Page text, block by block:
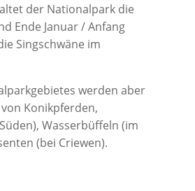
der Nationalpark die
Ende Januar / Anfang
Singschwäne im
werden aber
Konikpferden,
Wasserbüffeln (im
(bei Criewen).